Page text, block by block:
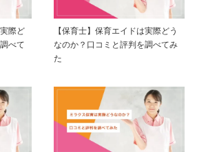
際ど
べて
【保育士】保育エイドは実際どう
なのか？口コミと評判を調べてみ
た